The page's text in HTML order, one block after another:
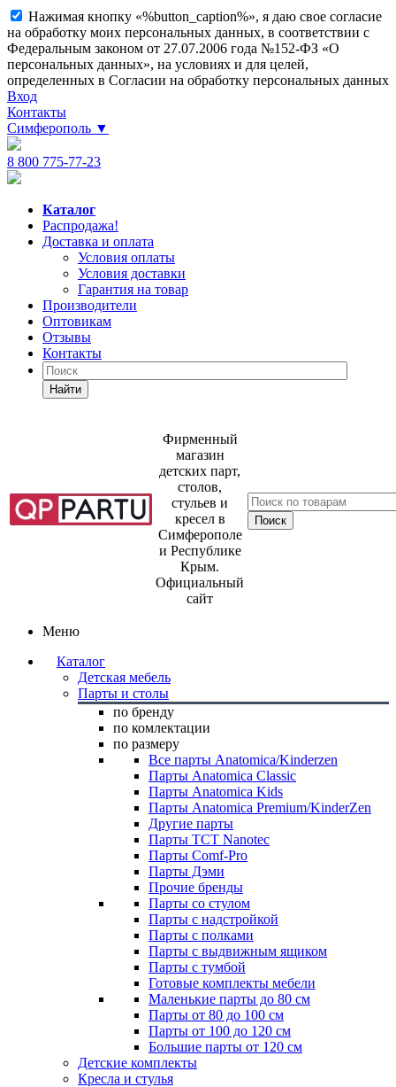
Нажимая кнопку «%button_caption%», я даю свое согласие
на обработку моих персональных данных, в соответствии с
Федеральным законом от 27.07.2006 года №152-ФЗ «О
персональных данных», на условиях и для целей,
определенных в Согласии на обработку персональных данных
Вход
Контакты
Симферополь ▼
8 800 775-77-23
Каталог
Распродажа!
Доставка и оплата
Условия оплаты
Условия доставки
Гарантия на товар
Производители
Оптовикам
Отзывы
Контакты
Найти
Фирменный
магазин
детских парт,
столов,
стульев и
кресел в
Симферополе
и Республике
Крым.
Официальный
сайт
Меню
Каталог
Детская мебель
Парты и столы
по бренду
по комлектации
по размеру
Все парты Anatomica/Kinderzen
Парты Anatomica Classic
Парты Anatomica Kids
Парты Anatomica Premium/KinderZen
Другие парты
Парты TCT Nanotec
Парты Comf-Pro
Парты Дэми
Прочие бренды
Парты со стулом
Парты с надстройкой
Парты с полками
Парты с выдвижным ящиком
Парты с тумбой
Готовые комплекты мебели
Маленькие парты до 80 см
Парты от 80 до 100 см
Парты от 100 до 120 см
Большие парты от 120 см
Детские комплекты
Кресла и стулья